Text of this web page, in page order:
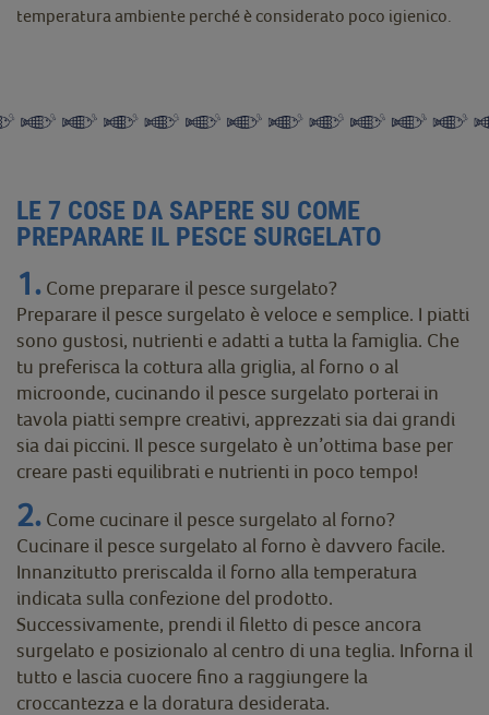
temperatura ambiente perché è considerato poco igienico.
LE 7 COSE DA SAPERE SU COME
PREPARARE IL PESCE SURGELATO
1. Come preparare il pesce surgelato?
Preparare il pesce surgelato è veloce e semplice. I piatti
sono gustosi, nutrienti e adatti a tutta la famiglia. Che
tu preferisca la cottura alla griglia, al forno o al
microonde, cucinando il pesce surgelato porterai in
tavola piatti sempre creativi, apprezzati sia dai grandi
sia dai piccini. Il pesce surgelato è un’ottima base per
creare pasti equilibrati e nutrienti in poco tempo!
2. Come cucinare il pesce surgelato al forno?
Cucinare il pesce surgelato al forno è davvero facile.
Innanzitutto preriscalda il forno alla temperatura
indicata sulla confezione del prodotto.
Successivamente, prendi il filetto di pesce ancora
surgelato e posizionalo al centro di una teglia. Inforna il
tutto e lascia cuocere fino a raggiungere la
croccantezza e la doratura desiderata.